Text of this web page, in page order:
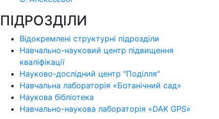
ПІДРОЗДІЛИ
Відокремлені структурні підрозділи
Навчально-науковий центр підвищення
кваліфікації
Науково-дослідний центр "Поділля"
Навчальна лабораторія «Ботанічний сад»
Наукова бібліотека
Навчально-наукова лабораторія «DAK GPS»